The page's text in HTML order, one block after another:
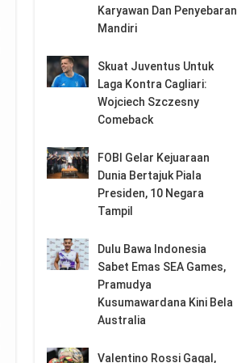
Karyawan Dan Penyebaran
Mandiri
Skuat Juventus Untuk
Laga Kontra Cagliari:
Wojciech Szczesny
Comeback
FOBI Gelar Kejuaraan
Dunia Bertajuk Piala
Presiden, 10 Negara
Tampil
Dulu Bawa Indonesia
Sabet Emas SEA Games,
Pramudya
Kusumawardana Kini Bela
Australia
Valentino Rossi Gagal,